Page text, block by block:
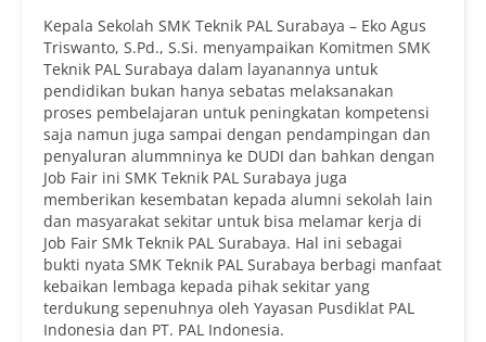
Kepala Sekolah SMK Teknik PAL Surabaya – Eko Agus
Triswanto, S.Pd., S.Si. menyampaikan Komitmen SMK
Teknik PAL Surabaya dalam layanannya untuk
pendidikan bukan hanya sebatas melaksanakan
proses pembelajaran untuk peningkatan kompetensi
saja namun juga sampai dengan pendampingan dan
penyaluran alummninya ke DUDI dan bahkan dengan
Job Fair ini SMK Teknik PAL Surabaya juga
memberikan kesembatan kepada alumni sekolah lain
dan masyarakat sekitar untuk bisa melamar kerja di
Job Fair SMk Teknik PAL Surabaya. Hal ini sebagai
bukti nyata SMK Teknik PAL Surabaya berbagi manfaat
kebaikan lembaga kepada pihak sekitar yang
terdukung sepenuhnya oleh Yayasan Pusdiklat PAL
Indonesia dan PT. PAL Indonesia.